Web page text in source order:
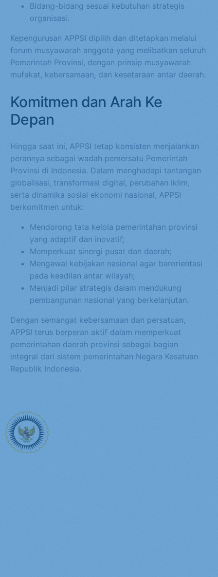
Bidang-bidang sesuai kebutuhan strategis
organisasi.
Kepengurusan APPSI dipilih dan ditetapkan melalui
forum musyawarah anggota yang melibatkan seluruh
Pemerintah Provinsi, dengan prinsip musyawarah
mufakat, kebersamaan, dan kesetaraan antar daerah.
Komitmen dan Arah Ke
Depan
Hingga saat ini, APPSI tetap konsisten menjalankan
perannya sebagai wadah pemersatu Pemerintah
Provinsi di Indonesia. Dalam menghadapi tantangan
globalisasi, transformasi digital, perubahan iklim,
serta dinamika sosial ekonomi nasional, APPSI
berkomitmen untuk:
Mendorong tata kelola pemerintahan provinsi
yang adaptif dan inovatif;
Memperkuat sinergi pusat dan daerah;
Mengawal kebijakan nasional agar berorientasi
pada keadilan antar wilayah;
Menjadi pilar strategis dalam mendukung
pembangunan nasional yang berkelanjutan.
Dengan semangat kebersamaan dan persatuan,
APPSI terus berperan aktif dalam memperkuat
pemerintahan daerah provinsi sebagai bagian
integral dari sistem pemerintahan Negara Kesatuan
Republik Indonesia.